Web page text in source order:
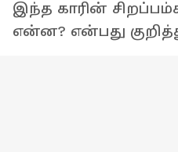
இந்த காரின்
என்ன? என்பது